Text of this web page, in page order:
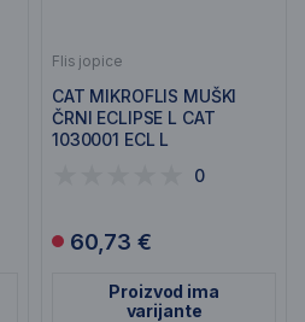
Flis jopice
CAT MIKROFLIS MUŠKI
ČRNI ECLIPSE L CAT
1030001 ECL L
0
60,73 €
Proizvod ima
varijante